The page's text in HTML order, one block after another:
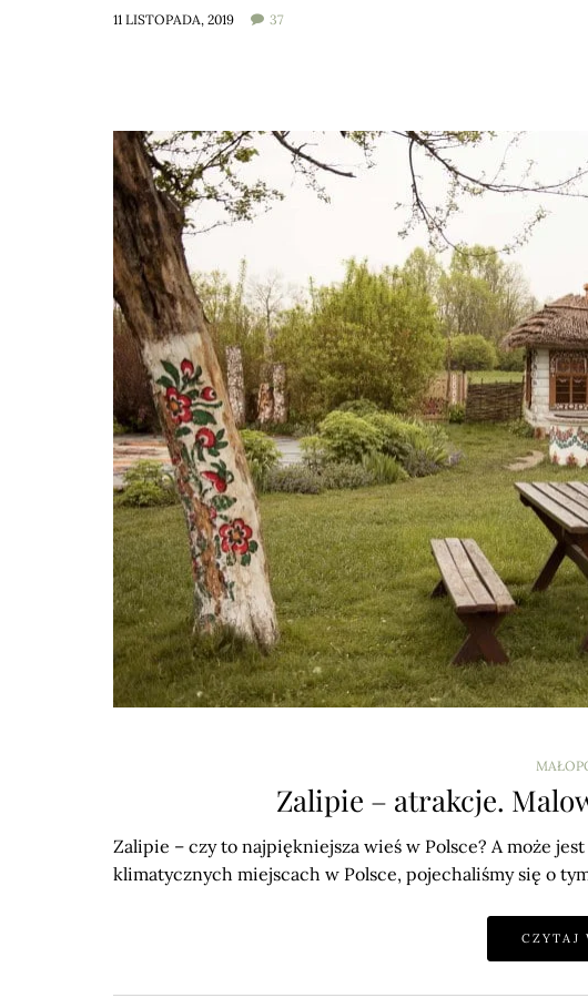
11 LISTOPADA, 2019 37
Zalipie – atrakcje.
Zalipie – czy to najpiękniejsza wieś w Polsce? A może
klimatycznych miejscach w Polsce, pojechaliśmy się o
CZYTAJ